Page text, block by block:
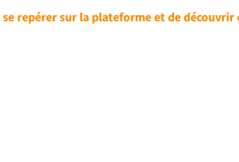
repérer sur la plateforme et de